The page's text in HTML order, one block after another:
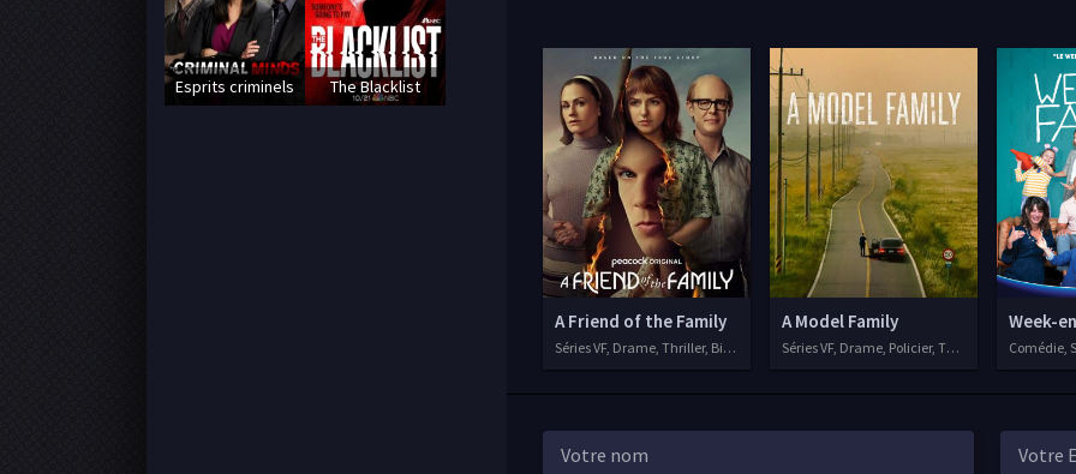
A Friend of the Family
Séries VF, Drame, Thriller, Biopic
A Model Family
Séries VF, Drame, Policier, Thriller
Week-
Comédie,
Esprits criminels The Blacklist